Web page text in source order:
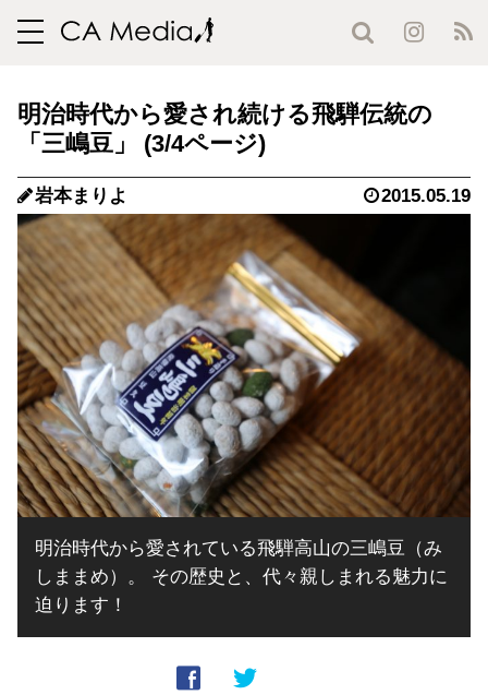
toggle
明治時代から愛され続ける飛騨伝統の
「三嶋豆」 (3/4ページ)
岩本まりよ 2015.05.19
明治時代から愛されている飛騨高山の三嶋豆（み
しままめ）。 その歴史と、代々親しまれる魅力に
迫ります！